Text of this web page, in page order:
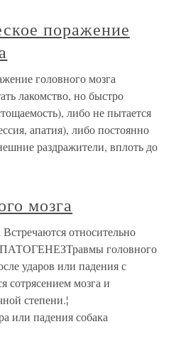
поражение
головного мозга
лакомство, но быстро
либо не пытается
апатия), либо постоянно
раздражители, вплоть до
мозга
относительно
головного
ударов или падения с
мозга и
степени.¦
падения собака